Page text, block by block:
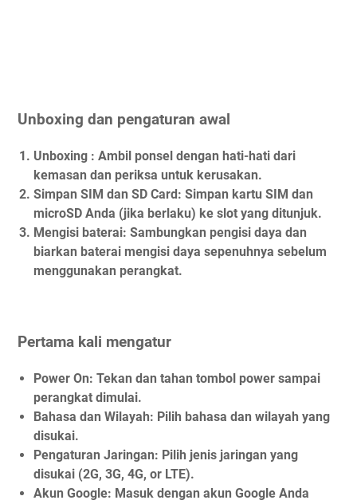
Unboxing dan pengaturan awal
Unboxing : Ambil ponsel dengan hati-hati dari
kemasan dan periksa untuk kerusakan.
Simpan SIM dan SD Card: Simpan kartu SIM dan
microSD Anda (jika berlaku) ke slot yang ditunjuk.
Mengisi baterai: Sambungkan pengisi daya dan
biarkan baterai mengisi daya sepenuhnya sebelum
menggunakan perangkat.
Pertama kali mengatur
Power On: Tekan dan tahan tombol power sampai
perangkat dimulai.
Bahasa dan Wilayah: Pilih bahasa dan wilayah yang
disukai.
Pengaturan Jaringan: Pilih jenis jaringan yang
disukai (2G, 3G, 4G, or LTE).
Akun Google: Masuk dengan akun Google Anda